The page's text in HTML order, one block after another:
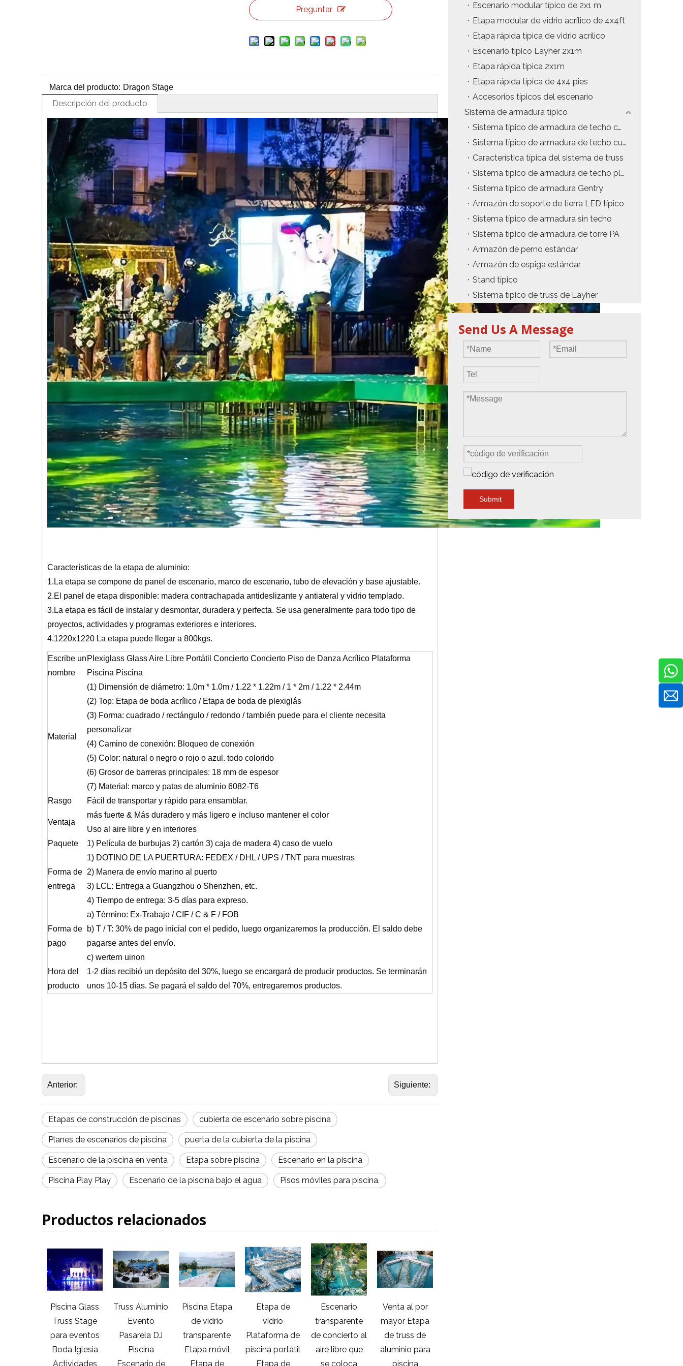
Preguntar
Marca del producto: Dragon Stage
Descripción del producto
Características de la etapa de aluminio:
1.La etapa se compone de panel de escenario, marco de escenario, tubo de elevación y base ajustable.
2.El panel de etapa disponible: madera contrachapada antideslizante y antiateral y vidrio templado.
3.La etapa es fácil de instalar y desmontar, duradera y perfecta. Se usa generalmente para todo tipo de
proyectos, actividades y programas exteriores e interiores.
4.1220x1220 La etapa puede llegar a 800kgs.
Escribe un
nombre
Plexiglass Glass Aire Libre Portátil Concierto Concierto Piso de Danza Acrílico Plataforma
Piscina Piscina
Material
(1) Dimensión de diámetro: 1.0m * 1.0m / 1.22 * 1.22m / 1 * 2m / 1.22 * 2.44m
(2) Top: Etapa de boda acrílico / Etapa de boda de plexiglás
(3) Forma: cuadrado / rectángulo / redondo / también puede para el cliente necesita
personalizar
(4) Camino de conexión: Bloqueo de conexión
(5) Color: natural o negro o rojo o azul. todo colorido
(6) Grosor de barreras principales: 18 mm de espesor
(7) Material: marco y patas de aluminio 6082-T6
Rasgo
Fácil de transportar y rápido para ensamblar.
Ventaja
más fuerte & Más duradero y más ligero e incluso mantener el color
Uso al aire libre y en interiores
Paquete
1) Película de burbujas 2) cartón 3) caja de madera 4) caso de vuelo
Forma de
entrega
1) DOTINO DE LA PUERTURA: FEDEX / DHL / UPS / TNT para muestras
2) Manera de envío marino al puerto
3) LCL: Entrega a Guangzhou o Shenzhen, etc.
4) Tiempo de entrega: 3-5 días para expreso.
Forma de
pago
a) Término: Ex-Trabajo / CIF / C & F / FOB
b) T / T: 30% de pago inicial con el pedido, luego organizaremos la producción. El saldo debe
pagarse antes del envío.
c) wertern uinon
Hora del
producto
1-2 días recibió un depósito del 30%, luego se encargará de producir productos. Se terminarán
unos 10-15 días. Se pagará el saldo del 70%, entregaremos productos.
Anterior: Siguiente:
Etapas de construcción de piscinas cubierta de escenario sobre piscina
Planes de escenarios de piscina puerta de la cubierta de la piscina
Escenario de la piscina en venta Etapa sobre piscina Escenario en la piscina
Piscina Play Play Escenario de la piscina bajo el agua Pisos móviles para piscina.
Productos relacionados
Piscina Glass
Truss Stage
para eventos
Boda Iglesia
Actividades
Truss Aluminio
Evento
Pasarela DJ
Piscina
Escenario de
Piscina Etapa
de vidrio
transparente
Etapa móvil
Etapa de
Etapa de
vidrio
Plataforma de
piscina portátil
Etapa de
Escenario
transparente
de concierto al
aire libre que
se coloca
Venta al por
mayor Etapa
de truss de
aluminio para
piscina
Escenario modular típico de 2x1 m
Etapa modular de vidrio acrílico de 4x4ft
Etapa rápida típica de vidrio acrílico
Escenario típico Layher 2x1m
Etapa rápida típica 2x1m
Etapa rápida típica de 4x4 pies
Accesorios típicos del escenario
Sistema de armadura típico
Sistema típico de armadura de techo con estructura en A
Sistema típico de armadura de techo curvo
Característica típica del sistema de truss
Sistema típico de armadura de techo plano
Sistema típico de armadura Gentry
Armazón de soporte de tierra LED típico
Sistema típico de armadura sin techo
Sistema típico de armadura de torre PA
Armazón de perno estándar
Armazón de espiga estándar
Stand típico
Sistema típico de truss de Layher
Send Us A Message
Submit